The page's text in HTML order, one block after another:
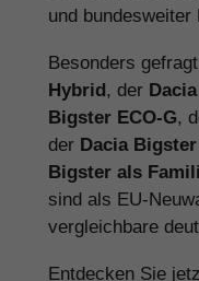
und bundesweiter
Besonders
Hybrid, der
Bigster ECO-G,
der Dacia
Bigster als
sind als EU-
vergleichbare
Entdecken Sie